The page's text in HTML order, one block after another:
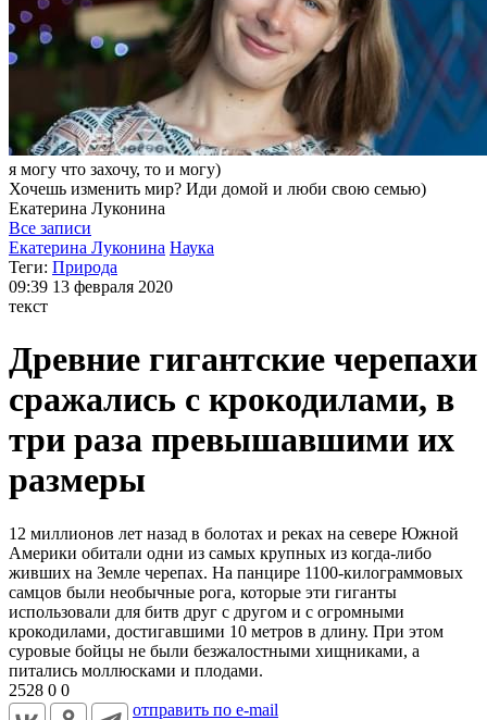
я могу что захочу, то и могу)
Хочешь изменить мир? Иди домой и люби свою семью)
Екатерина Луконина
Все записи
Екатерина Луконина Наука
Теги: Природа
09:39 13 февраля 2020
текст
Древние гигантские черепахи
сражались с крокодилами, в
три раза превышавшими их
размеры
12 миллионов лет назад в болотах и реках на севере Южной
Америки обитали одни из самых крупных из когда-либо
живших на Земле черепах. На панцире 1100-килограммовых
самцов были необычные рога, которые эти гиганты
использовали для битв друг с другом и с огромными
крокодилами, достигавшими 10 метров в длину. При этом
суровые бойцы не были безжалостными хищниками, а
питались моллюсками и плодами.
2528 0 0
отправить по e-mail